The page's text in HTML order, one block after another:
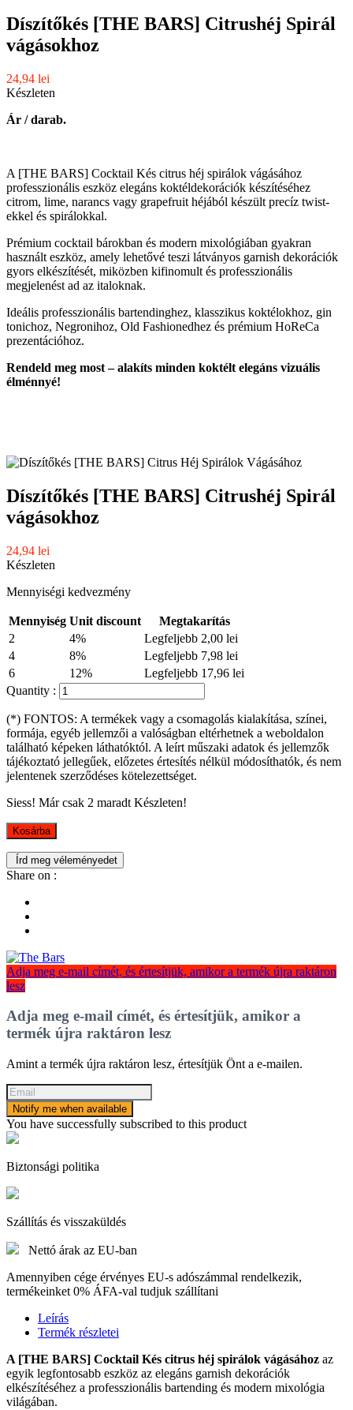
Díszítőkés [THE BARS] Citrushéj Spirál
vágásokhoz
24,94 lei
Készleten
Ár / darab.
A [THE BARS] Cocktail Kés citrus héj spirálok vágásához
professzionális eszköz elegáns koktéldekorációk készítéséhez
citrom, lime, narancs vagy grapefruit héjából készült precíz twist-
ekkel és spirálokkal.
Prémium cocktail bárokban és modern mixológiában gyakran
használt eszköz, amely lehetővé teszi látványos garnish dekorációk
gyors elkészítését, miközben kifinomult és professzionális
megjelenést ad az italoknak.
Ideális professzionális bartendinghez, klasszikus koktélokhoz, gin
tonichoz, Negronihoz, Old Fashionedhez és prémium HoReCa
prezentációhoz.
Rendeld meg most – alakíts minden koktélt elegáns vizuális
élménnyé!
Díszítőkés [THE BARS] Citrushéj Spirál
vágásokhoz
24,94 lei
Készleten
Mennyiségi kedvezmény
Mennyiség Unit discount
Megtakarítás
2
4%
Legfeljebb 2,00 lei
4
8%
Legfeljebb 7,98 lei
6
12%
Legfeljebb 17,96 lei
Quantity :
(*) FONTOS: A termékek vagy a csomagolás kialakítása, színei,
formája, egyéb jellemzői a valóságban eltérhetnek a weboldalon
található képeken láthatóktól. A leírt műszaki adatok és jellemzők
tájékoztató jellegűek, előzetes értesítés nélkül módosíthatók, és nem
jelentenek szerződéses kötelezettséget.
Siess! Már csak 2 maradt Készleten!
Kosárba
Írd meg véleményedet
Share on :
Adja meg e-mail címét, és értesítjük, amikor a termék újra raktáron
lesz
Adja meg e-mail címét, és értesítjük, amikor a
termék újra raktáron lesz
Amint a termék újra raktáron lesz, értesítjük Önt a e-mailen.
Notify me when available
You have successfully subscribed to this product
Biztonsági politika
Szállítás és visszaküldés
Nettó árak az EU-ban
Amennyiben cége érvényes EU-s adószámmal rendelkezik,
termékeinket 0% ÁFA-val tudjuk szállítani
Leírás
Termék részletei
A [THE BARS] Cocktail Kés citrus héj spirálok vágásához az
egyik legfontosabb eszköz az elegáns garnish dekorációk
elkészítéséhez a professzionális bartending és modern mixológia
világában.